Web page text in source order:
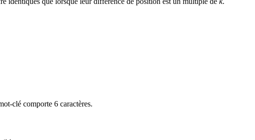
clé comporte 6 caractères.